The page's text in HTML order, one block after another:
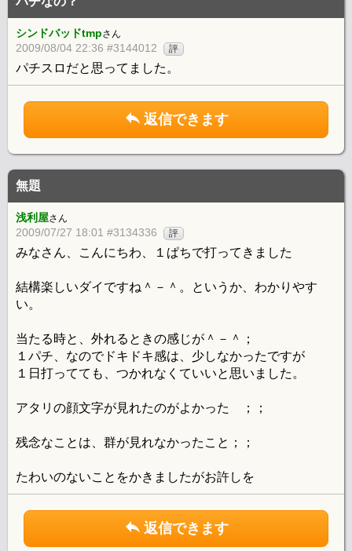
シンドバッドtmpさん
2009/08/04 22:36 #3144012 評
パチスロだと思ってました。
返信できます
無題
浅利屋さん
2009/07/27 18:01 #3134336 評
みなさん、こんにちわ、１ぱちで打ってきました
結構楽しいダイですね＾－＾。というか、わかりやす
い。
当たる時と、外れるときの感じが＾－＾；
１パチ、なのでドキドキ感は、少しなかったですが
１日打ってても、つかれなくていいと思いました。
アタリの顔文字が見れたのがよかった ；；
残念なことは、群が見れなかったこと；；
たわいのないことをかきましたがお許しを
返信できます